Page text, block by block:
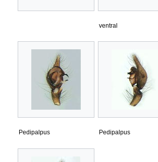
ventral
Pedipalpus Pedipalpus